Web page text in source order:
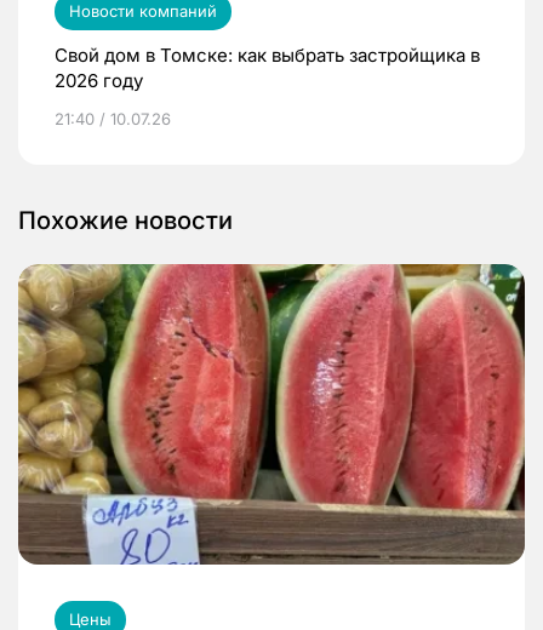
Новости компаний
Свой дом в Томске: как выбрать застройщика в
2026 году
21:40 / 10.07.26
Похожие новости
Цены